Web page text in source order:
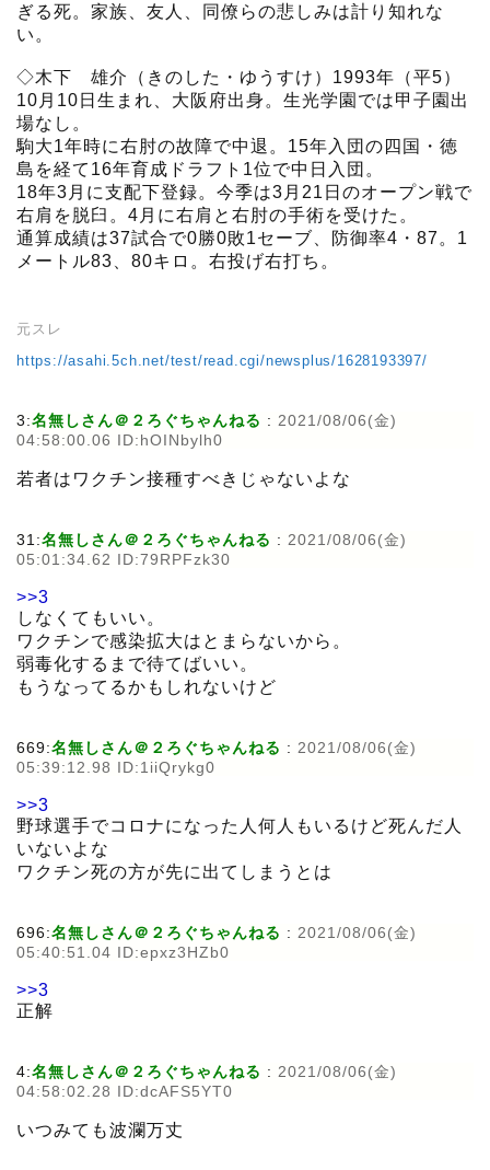
ぎる死。家族、友人、同僚らの悲しみは計り知れな
い。
◇木下 雄介（きのした・ゆうすけ）1993年（平5）
10月10日生まれ、大阪府出身。生光学園では甲子園出
場なし。
駒大1年時に右肘の故障で中退。15年入団の四国・徳
島を経て16年育成ドラフト1位で中日入団。
18年3月に支配下登録。今季は3月21日のオープン戦で
右肩を脱臼。4月に右肩と右肘の手術を受けた。
通算成績は37試合で0勝0敗1セーブ、防御率4・87。1
メートル83、80キロ。右投げ右打ち。
元スレ
https://asahi.5ch.net/test/read.cgi/newsplus/1628193397/
3:名無しさん＠２ろぐちゃんねる : 2021/08/06(金)
04:58:00.06 ID:hOINbylh0
若者はワクチン接種すべきじゃないよな
31:名無しさん＠２ろぐちゃんねる : 2021/08/06(金)
05:01:34.62 ID:79RPFzk30
>>3
しなくてもいい。
ワクチンで感染拡大はとまらないから。
弱毒化するまで待てばいい。
もうなってるかもしれないけど
669:名無しさん＠２ろぐちゃんねる : 2021/08/06(金)
05:39:12.98 ID:1iiQrykg0
>>3
野球選手でコロナになった人何人もいるけど死んだ人
いないよな
ワクチン死の方が先に出てしまうとは
696:名無しさん＠２ろぐちゃんねる : 2021/08/06(金)
05:40:51.04 ID:epxz3HZb0
>>3
正解
4:名無しさん＠２ろぐちゃんねる : 2021/08/06(金)
04:58:02.28 ID:dcAFS5YT0
いつみても波瀾万丈